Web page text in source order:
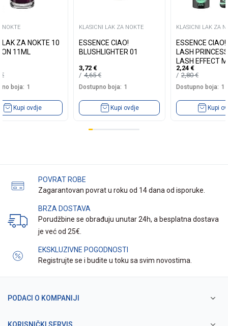
NOKTE
LAK ZA NOKTE 10
11ML
€
boja: 1
Kupi ovdje
KLASICNI LAK ZA NOKTE
ESSENCE CIAO!
BLUSHLIGHTER 01
3,72 €
4,65€
Dostupno boja: 1
Kupi ovdje
KLASICNI LAK ZA
ESSENCE CIAO!
LASH
LASH EFFECT
01
2,24 €
2,80€
Dostupno boja: 1
Kupi
POVRAT ROBE
Zagarantovan povrat u roku od 14 dana od isporuke.
BRZA DOSTAVA
Porudžbine se obrađuju unutar 24h, a besplatna dostava
je već od 25€.
EKSKLUZIVNE POGODNOSTI
Registrujte se i budite u toku sa svim novostima.
PODACI O KOMPANIJI